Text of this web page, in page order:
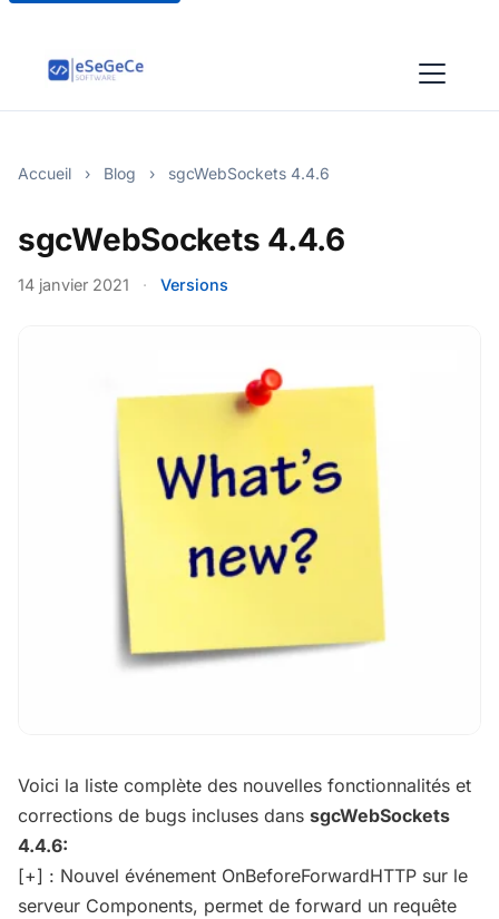
Accueil › Blog › sgcWebSockets 4.4.6
sgcWebSockets 4.4.6
14 janvier 2021 · Versions
Voici la liste complète des nouvelles fonctionnalités et
corrections de bugs incluses dans sgcWebSockets
4.4.6:
[+] : Nouvel événement OnBeforeForwardHTTP sur le
serveur Components, permet de forward un requête